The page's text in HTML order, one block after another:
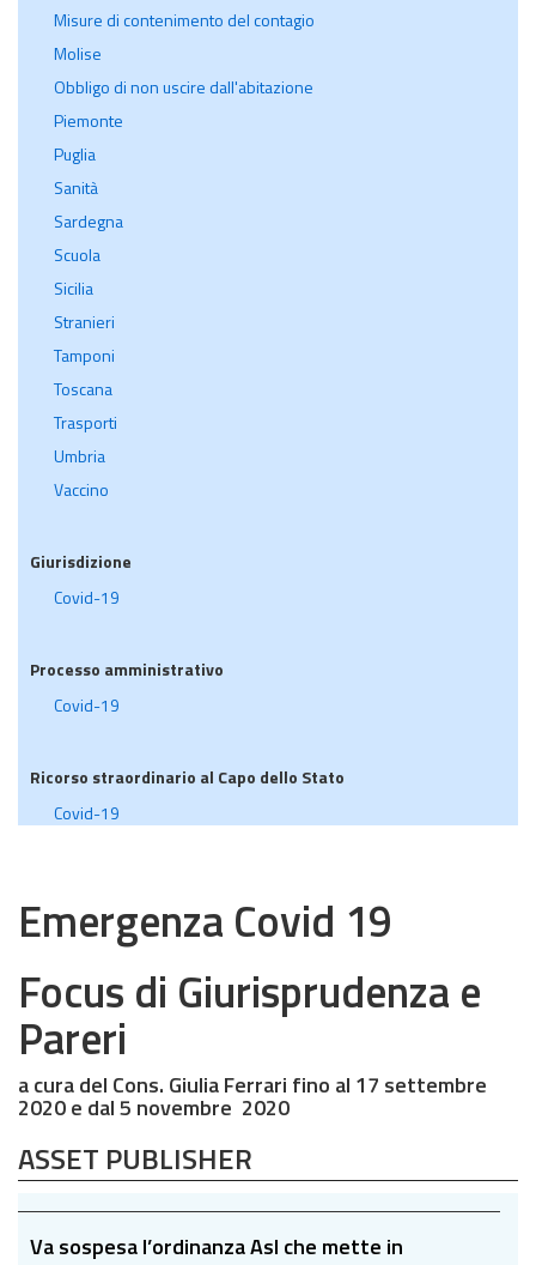
Misure di contenimento del contagio
Molise
Obbligo di non uscire dall'abitazione
Piemonte
Puglia
Sanità
Sardegna
Scuola
Sicilia
Stranieri
Tamponi
Toscana
Trasporti
Umbria
Vaccino
Giurisdizione
Covid-19
Processo amministrativo
Covid-19
Ricorso straordinario al Capo dello Stato
Covid-19
Emergenza Covid 19
Focus di Giurisprudenza e
Pareri
a cura del Cons. Giulia Ferrari fino al 17 settembre
2020 e dal 5 novembre 2020
ASSET PUBLISHER
Va sospesa l’ordinanza Asl che mette in